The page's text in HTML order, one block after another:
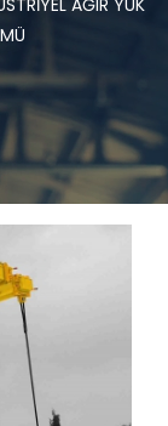
AĞIR YÜK